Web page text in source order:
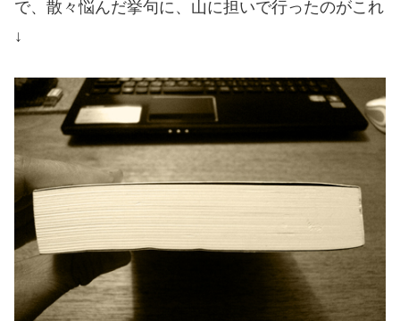
で、散々悩んだ挙句に、山に担いで行ったのがこれ
↓